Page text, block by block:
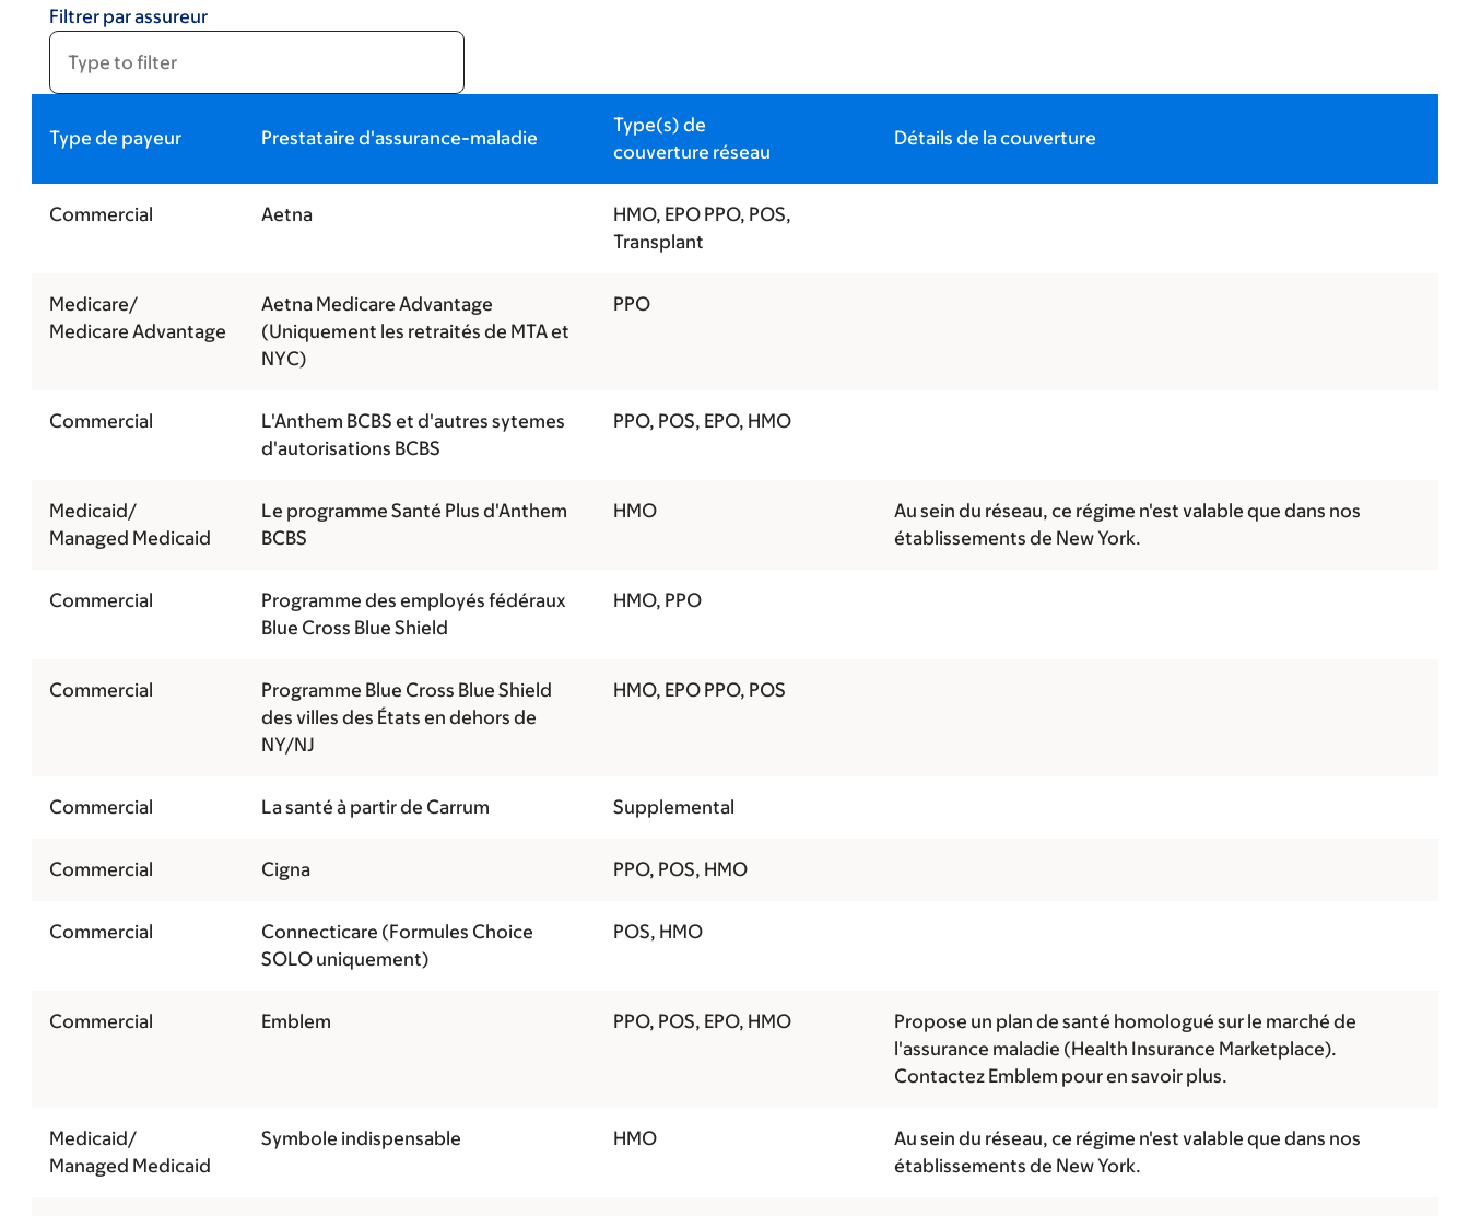
Filtrer par assureur
Type de payeur Prestataire d'assurance-maladie
Type(s) de
couverture réseau
Détails de la couverture
Commercial Aetna
HMO, EPO PPO, POS,
Transplant
Medicare/
Medicare Advantage
Aetna Medicare Advantage
(Uniquement les retraités de MTA et
NYC)
PPO
Commercial
L'Anthem BCBS et d'autres sytemes
d'autorisations BCBS
PPO, POS, EPO, HMO
Medicaid/
Managed Medicaid
Le programme Santé Plus d'Anthem
BCBS
HMO
Au sein du réseau, ce régime n'est valable que dans nos
établissements de New York.
Commercial
Programme des employés fédéraux
Blue Cross Blue Shield
HMO, PPO
Commercial
Programme Blue Cross Blue Shield
des villes des États en dehors de
NY/NJ
HMO, EPO PPO, POS
Commercial La santé à partir de Carrum Supplemental
Commercial Cigna PPO, POS, HMO
Commercial
Connecticare (Formules Choice
SOLO uniquement)
POS, HMO
Commercial Emblem PPO, POS, EPO, HMO
Propose un plan de santé homologué sur le marché de
l'assurance maladie (Health Insurance Marketplace).
Contactez Emblem pour en savoir plus.
Medicaid/
Managed Medicaid
Symbole indispensable HMO
Au sein du réseau, ce régime n'est valable que dans nos
établissements de New York.